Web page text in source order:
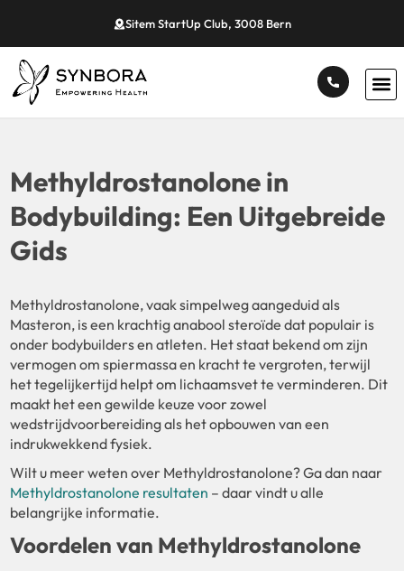
Sitem StartUp Club, 3008 Bern
Methyldrostanolone in
Bodybuilding: Een Uitgebreide
Gids
Methyldrostanolone, vaak simpelweg aangeduid als
Masteron, is een krachtig anabool steroïde dat populair is
onder bodybuilders en atleten. Het staat bekend om zijn
vermogen om spiermassa en kracht te vergroten, terwijl
het tegelijkertijd helpt om lichaamsvet te verminderen. Dit
maakt het een gewilde keuze voor zowel
wedstrijdvoorbereiding als het opbouwen van een
indrukwekkend fysiek.
Wilt u meer weten over Methyldrostanolone? Ga dan naar
Methyldrostanolone resultaten – daar vindt u alle
belangrijke informatie.
Voordelen van Methyldrostanolone